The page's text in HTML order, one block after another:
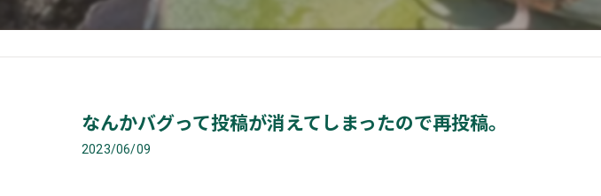
なんかバグって投稿が消えてしまったので再投稿。
2023/06/09